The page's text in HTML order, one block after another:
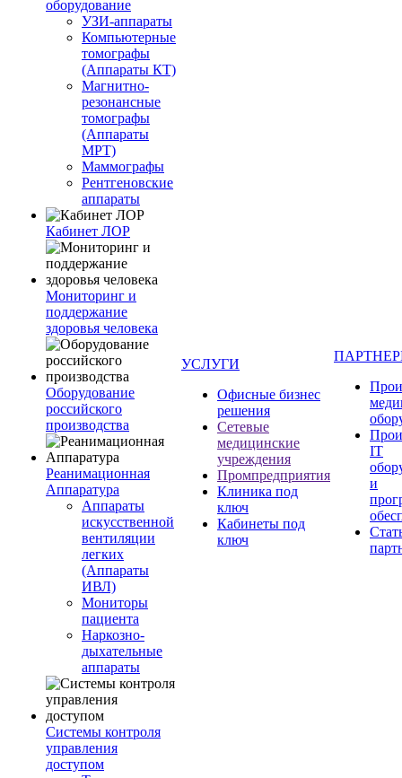
оборудование
УЗИ-аппараты
Компьютерные
томографы
(Аппараты КТ)
Магнитно-
резонансные
томографы
(Аппараты
МРТ)
Маммографы
Рентгеновские
аппараты
Кабинет ЛОР
Мониторинг и
поддержание
здоровья человека
Оборудование
российского
производства
Реанимационная
Аппаратура
Аппараты
искусственной
вентиляции
легких
(Аппараты
ИВЛ)
Мониторы
пациента
Наркозно-
дыхательные
аппараты
Системы контроля
управления
доступом
УСЛУГИ
Офисные бизнес
решения
Сетевые
медицинские
учреждения
Промпредприятия
Клиника под
ключ
Кабинеты под
ключ
IT
и